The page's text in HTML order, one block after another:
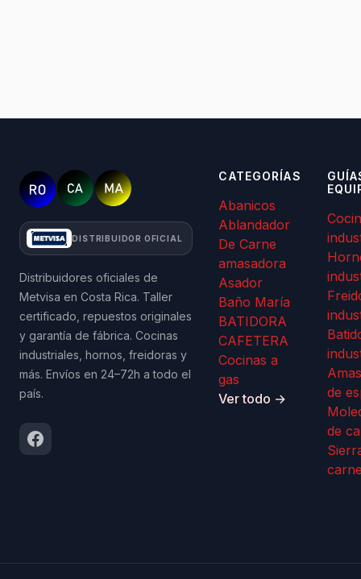
DISTRIBUIDOR OFICIAL
Distribuidores oficiales de
Metvisa en Costa Rica. Taller
certificado, repuestos originales
y garantía de fábrica. Cocinas
industriales, hornos, freidoras y
más. Envíos en 24–72h a todo el
país.
CATEGORÍAS
Abanicos
Ablandador
De Carne
amasadora
Asador
Baño María
BATIDORA
CAFETERA
Cocinas a
gas
Ver todo →
de
de